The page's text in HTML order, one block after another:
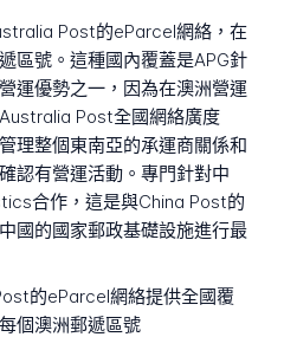
Post的eParcel網絡，在
區號。這種國內覆蓋是APG針
運優勢之一，因為在澳洲營運
Post全國網絡廣度
理整個東南亞的承運商關係和
認有營運活動。專門針對中
合作，這是與China Post的
國的國家郵政基礎設施進行最
的eParcel網絡提供全國覆
個澳洲郵遞區號